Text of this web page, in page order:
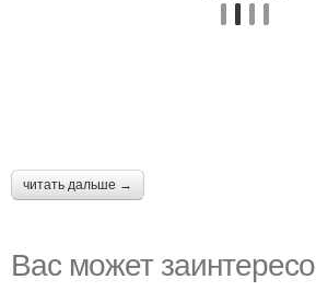
читать дальше →
Вас может